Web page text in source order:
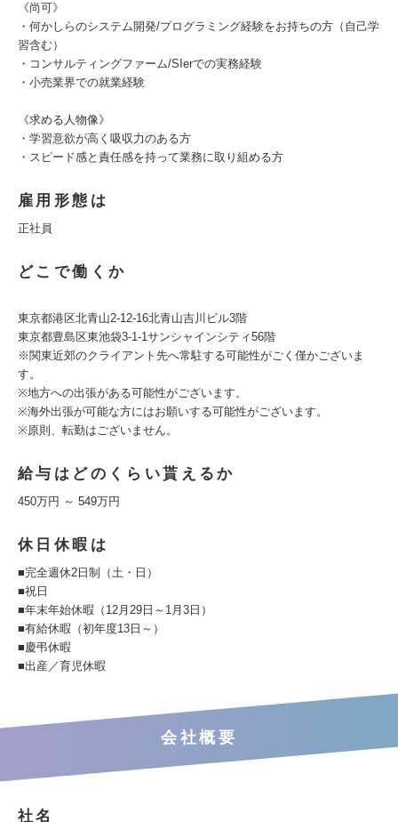
《尚可》
・何かしらのシステム開発/プログラミング経験をお持ちの方（自己学
習含む）
・コンサルティングファーム/SIerでの実務経験
・小売業界での就業経験
《求める人物像》
・学習意欲が高く吸収力のある方
・スピード感と責任感を持って業務に取り組める方
雇用形態は
正社員
どこで働くか
東京都港区北青山2-12-16北青山吉川ビル3階
東京都豊島区東池袋3-1-1サンシャインシティ56階
※関東近郊のクライアント先へ常駐する可能性がごく僅かございま
す。
※地方への出張がある可能性がございます。
※海外出張が可能な方にはお願いする可能性がございます。
※原則、転勤はございません。
給与はどのくらい貰えるか
450万円 ～ 549万円
休日休暇は
■完全週休2日制（土・日）
■祝日
■年末年始休暇（12月29日～1月3日）
■有給休暇（初年度13日～）
■慶弔休暇
■出産／育児休暇
会社概要
社名